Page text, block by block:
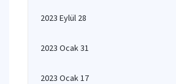
2023 Eylül 28
2023 Ocak 31
2023 Ocak 17